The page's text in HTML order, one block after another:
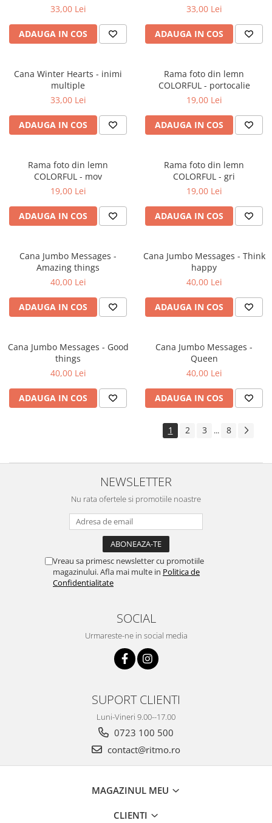
33,00 Lei
ADAUGA IN COS
33,00 Lei
ADAUGA IN COS
Cana Winter Hearts - inimi
multiple
33,00 Lei
ADAUGA IN COS
Rama foto din lemn
COLORFUL - portocalie
19,00 Lei
ADAUGA IN COS
Rama foto din lemn
COLORFUL - mov
19,00 Lei
ADAUGA IN COS
Rama foto din lemn
COLORFUL - gri
19,00 Lei
ADAUGA IN COS
Cana Jumbo Messages -
Amazing things
40,00 Lei
ADAUGA IN COS
Cana Jumbo Messages - Think
happy
40,00 Lei
ADAUGA IN COS
Cana Jumbo Messages - Good
things
40,00 Lei
ADAUGA IN COS
Cana Jumbo Messages -
Queen
40,00 Lei
ADAUGA IN COS
1 2 3 ... 8
NEWSLETTER
Nu rata ofertele si promotiile noastre
Vreau sa primesc newsletter cu promotiile
magazinului. Afla mai multe in Politica de
Confidentialitate
SOCIAL
Urmareste-ne in social media
SUPORT CLIENTI
Luni-Vineri 9.00--17.00
0723 100 500
contact@ritmo.ro
MAGAZINUL MEU
CLIENTI